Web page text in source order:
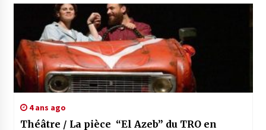
4 ans ago
Théâtre / La pièce “El Azeb” du TRO en